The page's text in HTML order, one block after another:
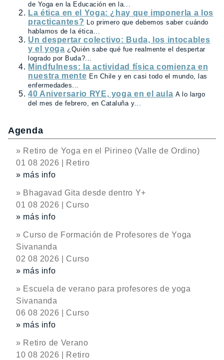
de Yoga en la Educación en la...
La ética en el Yoga: ¿hay que imponerla a los
practicantes? Lo primero que debemos saber cuándo
hablamos de la ética...
Un despertar colectivo: Buda, los intocables
y el yoga ¿Quién sabe qué fue realmente el despertar
logrado por Buda?...
Mindfulness: la actividad física comienza en
nuestra mente En Chile y en casi todo el mundo, las
enfermedades...
40 Aniversario RYE, yoga en el aula A lo largo
del mes de febrero, en Cataluña y...
Agenda
» Retiro de Yoga en el Pirineo (Valle de Ordino)
01 08 2026 | Retiro
» más info
» Bhagavad Gita desde dentro Y+
01 08 2026 | Curso
» más info
» Curso de Formación de Profesores de Yoga
Sivananda
02 08 2026 | Curso
» más info
» Escuela de verano para profesores de yoga
Sivananda
06 08 2026 | Curso
» más info
» Retiro de Verano
10 08 2026 | Retiro